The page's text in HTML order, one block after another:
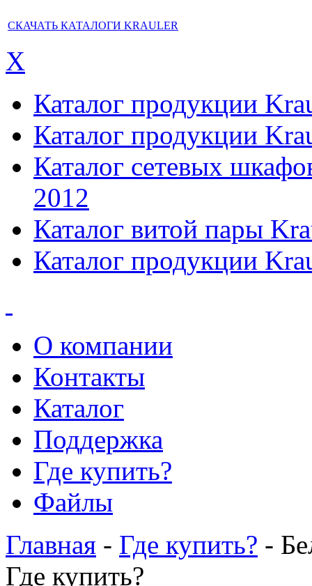
СКАЧАТЬ КАТАЛОГИ KRAULER
X
Каталог продукции
Каталог продукции
Каталог сетевых
2012
Каталог витой пары
Каталог продукции
О компании
Контакты
Каталог
Поддержка
Где купить?
Файлы
Главная - Где купить? -
Где купить?